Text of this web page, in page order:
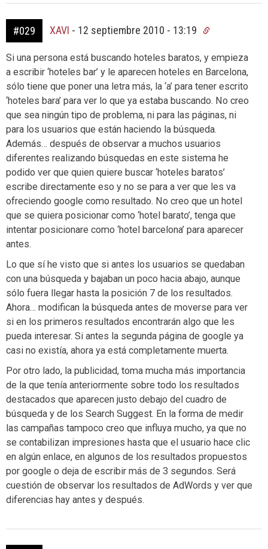
#029 XAVI - 12 septiembre 2010 - 13:19
Si una persona está buscando hoteles baratos, y empieza
a escribir ‘hoteles bar’ y le aparecen hoteles en Barcelona,
sólo tiene que poner una letra más, la ‘a’ para tener escrito
‘hoteles bara’ para ver lo que ya estaba buscando. No creo
que sea ningún tipo de problema, ni para las páginas, ni
para los usuarios que están haciendo la búsqueda.
Además… después de observar a muchos usuarios
diferentes realizando búsquedas en este sistema he
podido ver que quien quiere buscar ‘hoteles baratos’
escribe directamente eso y no se para a ver que les va
ofreciendo google como resultado. No creo que un hotel
que se quiera posicionar como ‘hotel barato’, tenga que
intentar posicionare como ‘hotel barcelona’ para aparecer
antes.
Lo que sí he visto que si antes los usuarios se quedaban
con una búsqueda y bajaban un poco hacia abajo, aunque
sólo fuera llegar hasta la posición 7 de los resultados.
Ahora… modifican la búsqueda antes de moverse para ver
si en los primeros resultados encontrarán algo que les
pueda interesar. Si antes la segunda página de google ya
casi no existía, ahora ya está completamente muerta.
Por otro lado, la publicidad, toma mucha más importancia
de la que tenía anteriormente sobre todo los resultados
destacados que aparecen justo debajo del cuadro de
búsqueda y de los Search Suggest. En la forma de medir
las campañas tampoco creo que influya mucho, ya que no
se contabilizan impresiones hasta que el usuario hace clic
en algún enlace, en algunos de los resultados propuestos
por google o deja de escribir más de 3 segundos. Será
cuestión de observar los resultados de AdWords y ver que
diferencias hay antes y después.